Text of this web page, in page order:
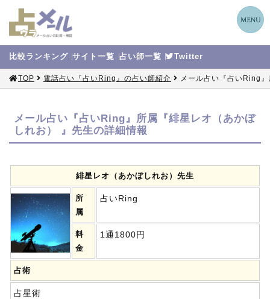
比較ランキング サイト一覧 占い師一覧 Twitter
TOP 電話占い『占いRing』の占い師紹介 メール占い『占いRing
メール占い『占いRing』所属『緋星レオ（あかぼ
しれお） 』先生の詳細情報
緋星レオ（あかぼしれお）先生
所
属
占いRing
料
金
1通1800円
占術
占星術